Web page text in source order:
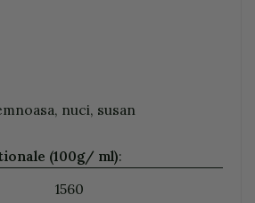
nuci, susan
(100g/ ml):
1560